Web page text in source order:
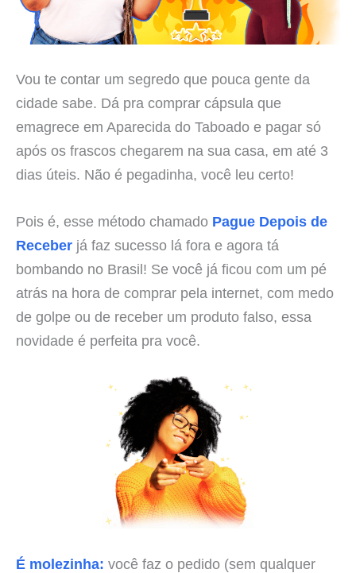
Vou te contar um segredo que pouca gente da
cidade sabe. Dá pra comprar cápsula que
emagrece em Aparecida do Taboado e pagar só
após os frascos chegarem na sua casa, em até 3
dias úteis. Não é pegadinha, você leu certo!
Pois é, esse método chamado Pague Depois de
Receber já faz sucesso lá fora e agora tá
bombando no Brasil! Se você já ficou com um pé
atrás na hora de comprar pela internet, com medo
de golpe ou de receber um produto falso, essa
novidade é perfeita pra você.
É molezinha: você faz o pedido (sem qualquer